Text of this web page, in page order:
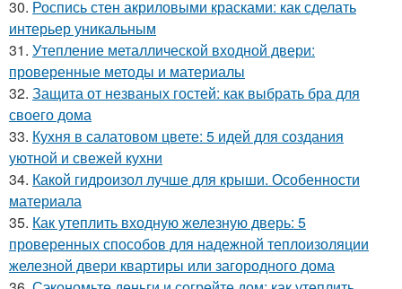
30. Роспись стен акриловыми красками: как сделать
интерьер уникальным
31. Утепление металлической входной двери:
проверенные методы и материалы
32. Защита от незваных гостей: как выбрать бра для
своего дома
33. Кухня в салатовом цвете: 5 идей для создания
уютной и свежей кухни
34. Какой гидроизол лучше для крыши. Особенности
материала
35. Как утеплить входную железную дверь: 5
проверенных способов для надежной теплоизоляции
железной двери квартиры или загородного дома